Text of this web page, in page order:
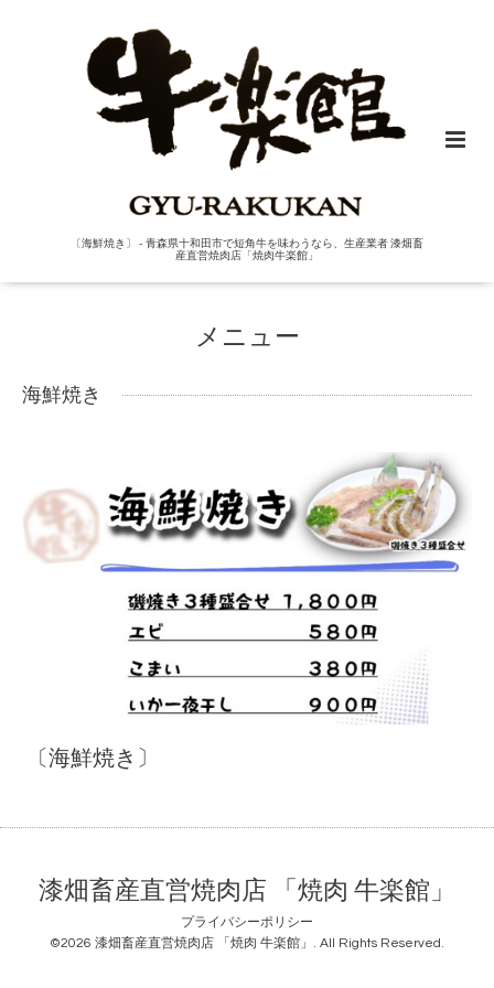
〔海鮮焼き〕 - 青森県十和田市で短角牛を味わうなら、生産業者 漆畑畜
産直営焼肉店「焼肉牛楽館」
メニュー
海鮮焼き
〔海鮮焼き〕
漆畑畜産直営焼肉店 「焼肉 牛楽館」
プライバシーポリシー
©2026 漆畑畜産直営焼肉店 「焼肉 牛楽館」 . All Rights Reserved.